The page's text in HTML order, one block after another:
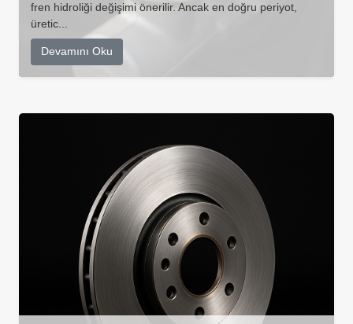
fren hidroliği değişimi önerilir. Ancak en doğru periyot,
üretic...
Devamını Oku